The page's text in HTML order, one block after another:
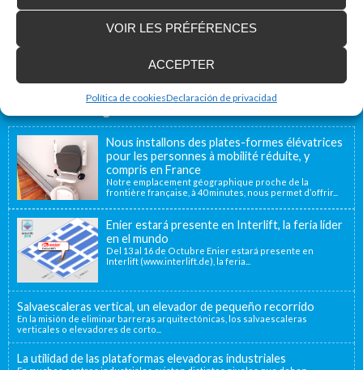
ACCEPTER
VOIR LES PRÉFÉRENCES
Política de cookiesDeclaración de privacidad
Nous installons des plates-formes élévatrices
pour les personnes à mobilité réduite, y
compris en France
Notre emplacement géographique proche de la
frontière française, à 40 minutes, nous permet d’offrir...
Enier estará presente en Interlift, la feria líder
en el mundo
Del 13 al 16 de Octubre Enier estará presente en
Interlift (www.interlift.de), la feria...
Salvaescaleras vertical, un elevador de pequeño recorrido
En la misión de eliminar barreras arquitectónicas, los salvaescaleras
verticales o elevadores de corto...
La utilidad de las plataformas elevadoras industriales